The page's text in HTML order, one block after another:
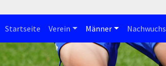
Startseite Verein Männer Nachwuchs